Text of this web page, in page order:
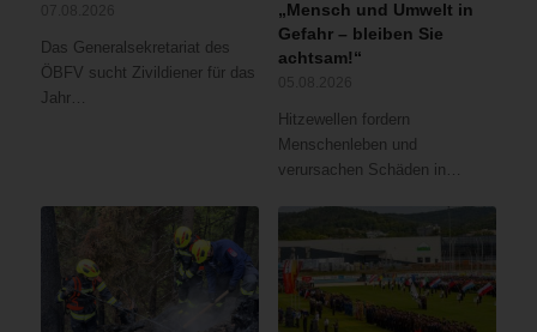
Das Generalsekretariat des
ÖBFV sucht Zivildiener für das
Jahr…
„Mensch und Umwelt in
Gefahr – bleiben Sie
achtsam!“
Hitzewellen fordern
Menschenleben und
verursachen Schäden in…